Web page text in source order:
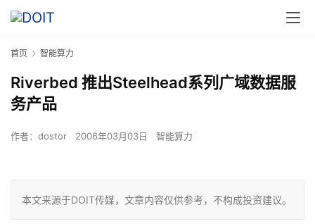
首页 智能算力
Riverbed 推出Steelhead系列广域数据服
务产品
作者： dostor 2006年03月03日 智能算力
本文来源于DOIT传媒，文章内容仅供参考，不构成投资建议。